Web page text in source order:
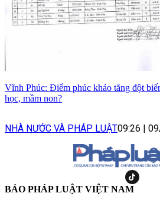
Vĩnh Phúc: Điểm phúc khảo tăng đột
học, mầm non?
NHÀ NƯỚC VÀ PHÁP LUẬT09:26 |
BÁO PHÁP LUẬT VIỆT NAM